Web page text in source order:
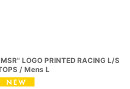
LOGO PRINTED RACING L/S
/ Mens L